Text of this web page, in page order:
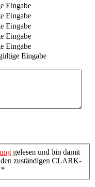
Eingabe
Eingabe
Eingabe
Eingabe
Eingabe
Eingabe
gelesen und bin damit
den zuständigen CLARK-
*